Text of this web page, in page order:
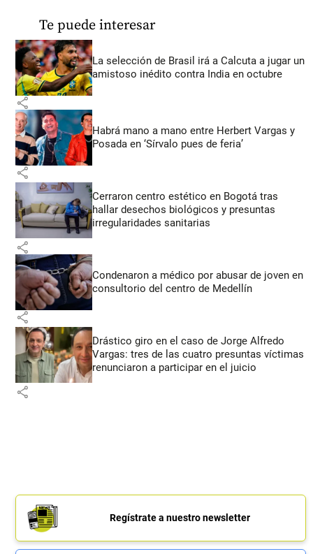
Te puede interesar
La selección de Brasil irá a Calcuta a jugar un
amistoso inédito contra India en octubre
share
Habrá mano a mano entre Herbert Vargas y
Posada en ‘Sírvalo pues de feria’
share
Cerraron centro estético en Bogotá tras
hallar desechos biológicos y presuntas
irregularidades sanitarias
share
Condenaron a médico por abusar de joven en
consultorio del centro de Medellín
share
Drástico giro en el caso de Jorge Alfredo
Vargas: tres de las cuatro presuntas víctimas
renunciaron a participar en el juicio
share
Regístrate a nuestro newsletter